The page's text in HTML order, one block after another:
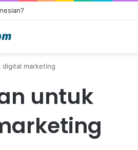
digital marketing
untuk